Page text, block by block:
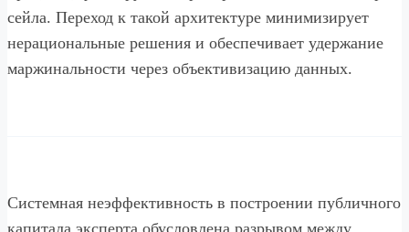
сейла. Переход к такой архитектуре минимизирует
нерациональные решения и обеспечивает удержание
маржинальности через объективизацию данных.
Системная неэффективность в построении публичного